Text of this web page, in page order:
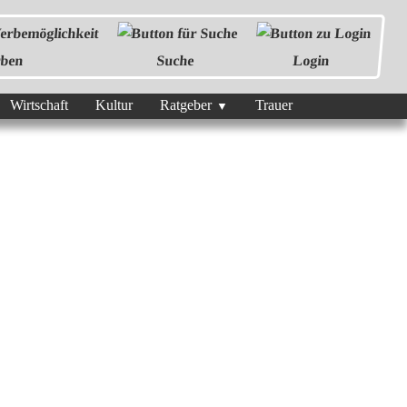
Suche Login
Wirtschaft Kultur Ratgeber Trauer